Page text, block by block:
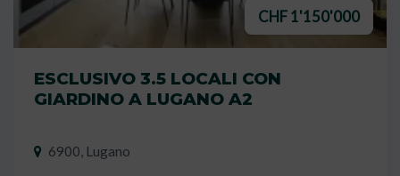
CHF 1'150'000
ESCLUSIVO 3.5 LOCALI CON
GIARDINO A LUGANO A2
6900, Lugano